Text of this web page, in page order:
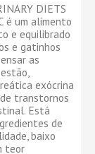
DIETS
é um alimento
e equilibrado
e gatinhos
as
exócrina
transtornos
Está
de
baixo
teor